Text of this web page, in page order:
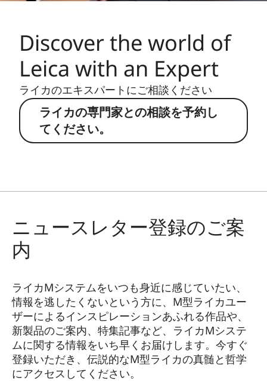
Discover the world of
Leica with an Expert
ライカのエキスパートにご相談ください
ライカの専門家との相談を予約し
てください。
ニュースレター登録のご案
内
ライカMシステムをいつも身近に感じていたい、
情報を逃したくないという方に、M型ライカユー
ザーによるインスピレーションあふれる作品や、
新製品のご案内、特集記事など、ライカMシステ
ムに関する情報をいち早くお届けします。今すぐ
登録いただき、伝説的なM型ライカの真髄と哲学
にアクセスしてください。